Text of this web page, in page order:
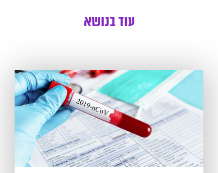
עוד בנושא